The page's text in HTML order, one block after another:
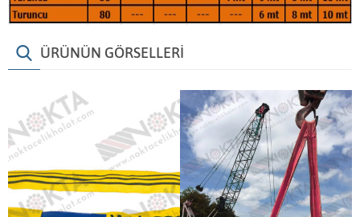
ÜRÜNÜN GÖRSELLERİ